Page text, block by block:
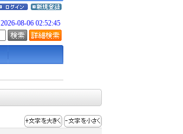
2026-08-06 02:52:45